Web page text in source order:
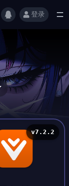
登录
v7.2.2